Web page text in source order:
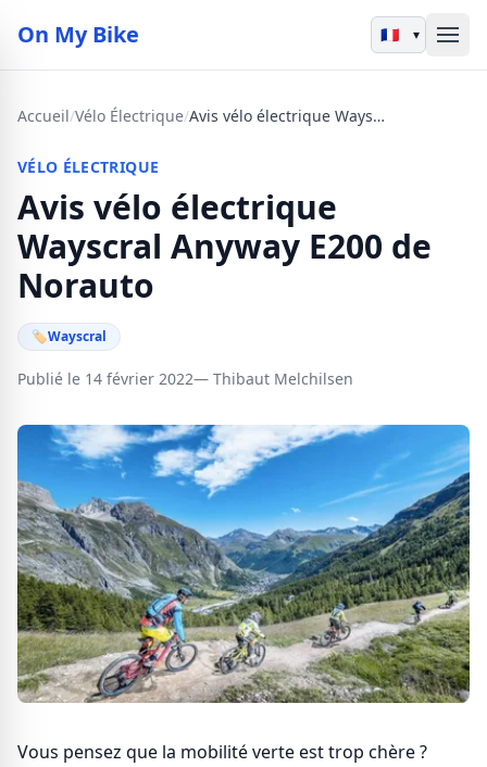
On My Bike ▾
Accueil/Vélo Électrique/ Avis vélo électrique Wayscral Anyway E200 de Norauto
VÉLO ÉLECTRIQUE
Avis vélo électrique
Wayscral Anyway E200 de
Norauto
🏷Wayscral
Publié le 14 février 2022— Thibaut Melchilsen
Vous pensez que la mobilité verte est trop chère ?